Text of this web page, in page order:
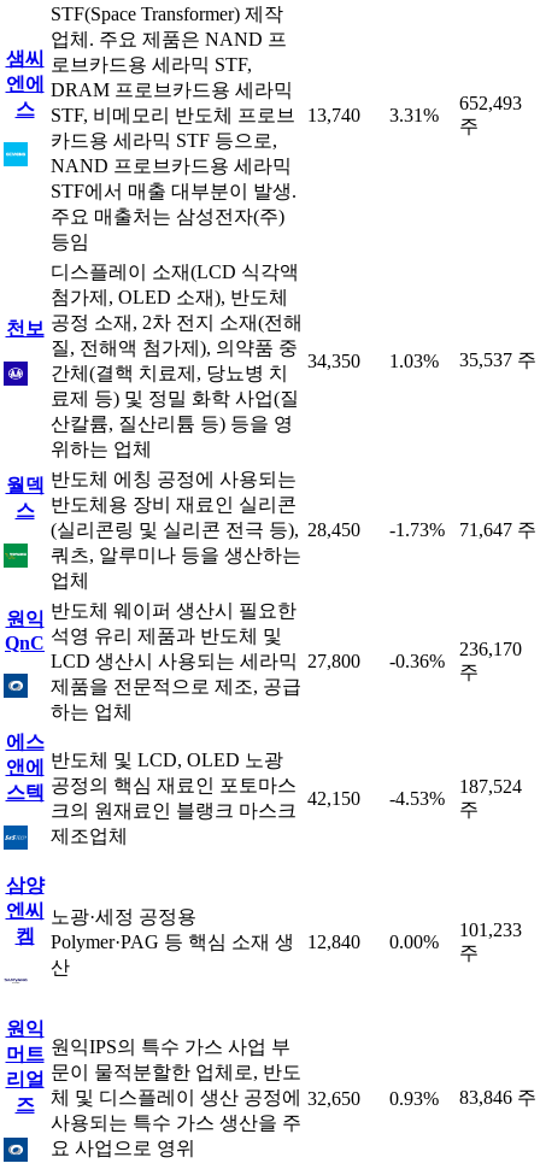
샘씨
엔에
스
STF(Space Transformer) 제작
업체. 주요 제품은 NAND 프
로브카드용 세라믹 STF,
DRAM 프로브카드용 세라믹
STF, 비메모리 반도체 프로브
카드용 세라믹 STF 등으로,
NAND 프로브카드용 세라믹
STF에서 매출 대부분이 발생.
주요 매출처는 삼성전자(주)
등임
13,740 3.31%
652,493
주
천보
디스플레이 소재(LCD 식각액
첨가제, OLED 소재), 반도체
공정 소재, 2차 전지 소재(전해
질, 전해액 첨가제), 의약품 중
간체(결핵 치료제, 당뇨병 치
료제 등) 및 정밀 화학 사업(질
산칼륨, 질산리튬 등) 등을 영
위하는 업체
34,350 1.03% 35,537 주
월덱
스
반도체 에칭 공정에 사용되는
반도체용 장비 재료인 실리콘
(실리콘링 및 실리콘 전극 등),
쿼츠, 알루미나 등을 생산하는
업체
28,450 -1.73% 71,647 주
원익
QnC
반도체 웨이퍼 생산시 필요한
석영 유리 제품과 반도체 및
LCD 생산시 사용되는 세라믹
제품을 전문적으로 제조, 공급
하는 업체
27,800 -0.36%
236,170
주
에스
앤에
스텍
반도체 및 LCD, OLED 노광
공정의 핵심 재료인 포토마스
크의 원재료인 블랭크 마스크
제조업체
42,150 -4.53%
187,524
주
삼양
엔씨
켐
노광·세정 공정용
Polymer·PAG 등 핵심 소재 생
산
12,840 0.00%
101,233
주
원익
머트
리얼
즈
원익IPS의 특수 가스 사업 부
문이 물적분할한 업체로, 반도
체 및 디스플레이 생산 공정에
사용되는 특수 가스 생산을 주
요 사업으로 영위
32,650 0.93% 83,846 주